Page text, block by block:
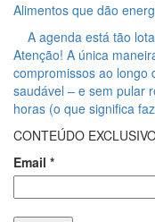
Alimentos que dão
A agenda está tão
Atenção! A única
compromissos ao longo
saudável – e sem pular
horas (o que significa
CONTEÚDO
Email *